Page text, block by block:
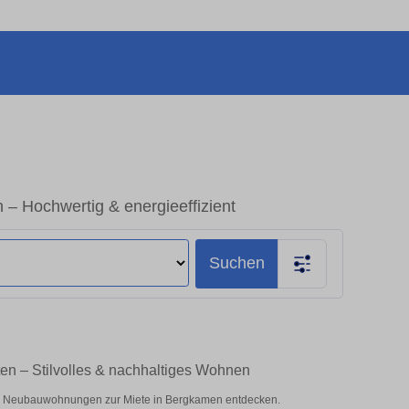
– Hochwertig & energieeffizient
Suchen
– Stilvolles & nachhaltiges Wohnen
zur Miete in Bergkamen entdecken.